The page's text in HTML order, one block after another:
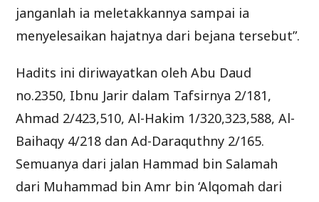
janganlah ia meletakkannya sampai ia
menyelesaikan hajatnya dari bejana tersebut”.
Hadits ini diriwayatkan oleh Abu Daud
no.2350, Ibnu Jarir dalam Tafsirnya 2/181,
Ahmad 2/423,510, Al-Hakim 1/320,323,588, Al-
Baihaqy 4/218 dan Ad-Daraquthny 2/165.
Semuanya dari jalan Hammad bin Salamah
dari Muhammad bin Amr bin ‘Alqomah dari